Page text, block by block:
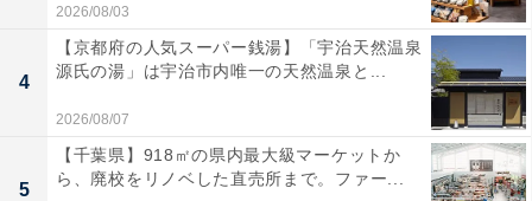
します。
・「美しい」の類語（6）美々しい（びびしい）
華やかで美しくきらびやかであるさま、また好ましい、
立派であることを表現します。
2026/08/03
4
【京都府の人気スーパー銭湯】「宇治天然温泉
源氏の湯」は宇治市内唯一の天然温泉と...
2026/08/07
5
【千葉県】918㎡の県内最大級マーケットか
ら、廃校をリノベした直売所まで。ファー...